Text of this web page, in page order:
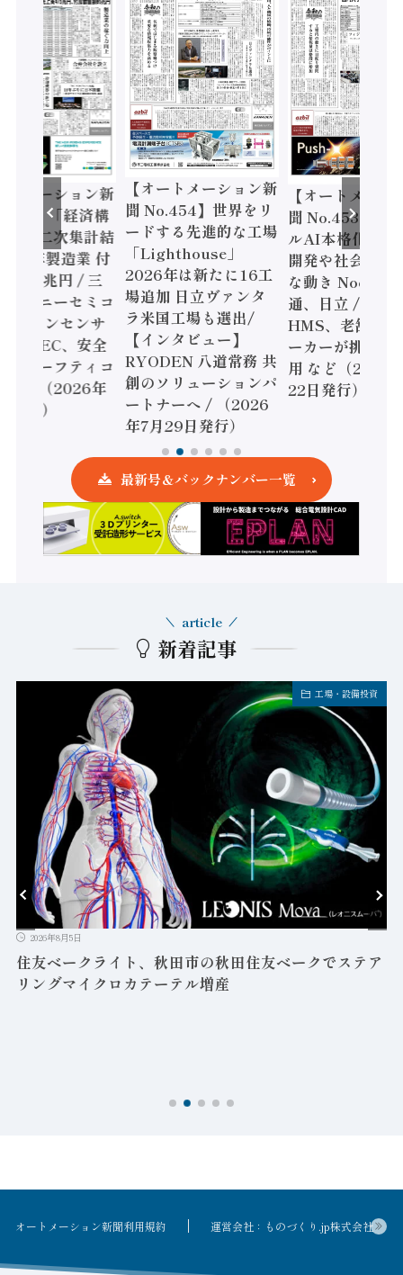
トメーション新
】「経済構
調査二次集計結
年製造業 付
額86兆円 / 三
とソニーセミコ
ジョンセンサ
/ IDEC、安全
すセーフティコ
ーラ（2026年
発行）
【オートメーション新
聞 No.454】世界をリ
ードする先進的な工場
「Lighthouse」
2026年は新たに16工
場追加 日立ヴァンタ
ラ米国工場も選出/
【インタビュー】
RYODEN 八道常務 共
創のソリューションパ
ートナーへ / （2026
年7月29日発行）
【オートメーシ
聞 No.453】フ
ルAI本格化へ
開発や社会実装
な動き Noetra
通、日立 / 兵神
HMS、老舗ポ
ーカーが挑むデ
用 など（2026
22日発行）
最新号＆バックナンバー一覧
新着記事
article
工場・設備投資
2026年8月5日
住友ベークライト、秋田市の秋田住友ベークでステア
リングマイクロカテーテル増産
オートメーション新聞利用規約 運営会社：ものづくり.jp株式会社